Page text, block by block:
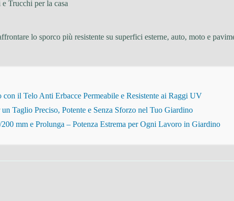
Trucchi per la casa
lo sporco più resistente su superfici esterne, auto, moto e
il Telo Anti Erbacce Permeabile e Resistente ai Raggi UV
Taglio Preciso, Potente e Senza Sforzo nel Tuo Giardino
mm e Prolunga – Potenza Estrema per Ogni Lavoro in Giardino